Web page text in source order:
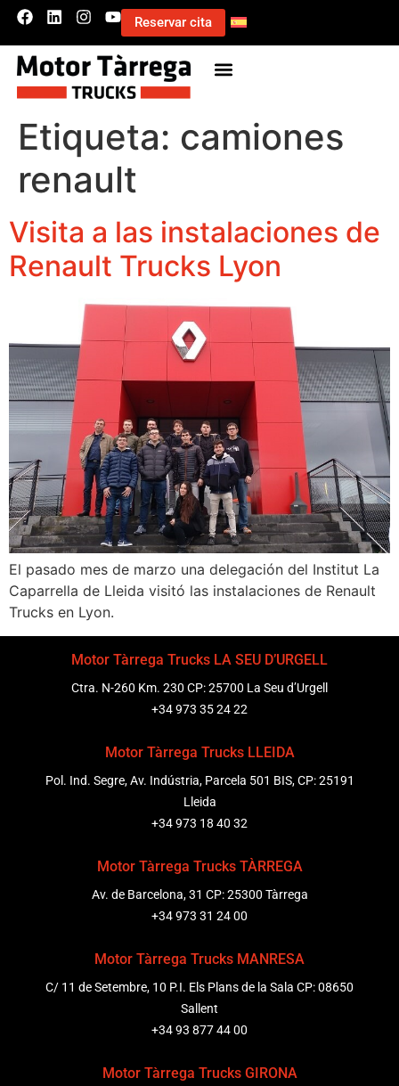
Reservar cita
Etiqueta: camiones
renault
Visita a las instalaciones de
Renault Trucks Lyon
El pasado mes de marzo una delegación del Institut La
Caparrella de Lleida visitó las instalaciones de Renault
Trucks en Lyon.
Motor Tàrrega Trucks LA SEU D’URGELL
Ctra. N-260 Km. 230 CP: 25700 La Seu d’Urgell
+34 973 35 24 22
Motor Tàrrega Trucks LLEIDA
Pol. Ind. Segre, Av. Indústria, Parcela 501 BIS, CP: 25191
Lleida
+34 973 18 40 32
Motor Tàrrega Trucks TÀRREGA
Av. de Barcelona, 31 CP: 25300 Tàrrega
+34 973 31 24 00
Motor Tàrrega Trucks MANRESA
C/ 11 de Setembre, 10 P.I. Els Plans de la Sala CP: 08650
Sallent
+34 93 877 44 00
Motor Tàrrega Trucks GIRONA